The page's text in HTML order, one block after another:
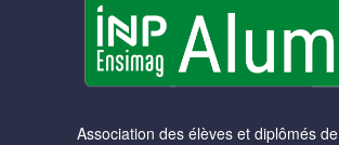
Association des élèves et diplômés